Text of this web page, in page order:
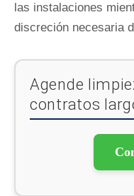
las instalaciones
discreción necesaria
Agende
contratos